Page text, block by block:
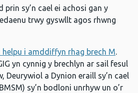
prin sy’n cael ei achosi gan y
trwy gyswllt agos rhwng
helpu i amddiffyn rhag brech M.
yn cynnig y brechlyn ar sail fesul
Deurywiol a Dynion eraill sy’n cael
sy’n bodloni unrhyw un o’r